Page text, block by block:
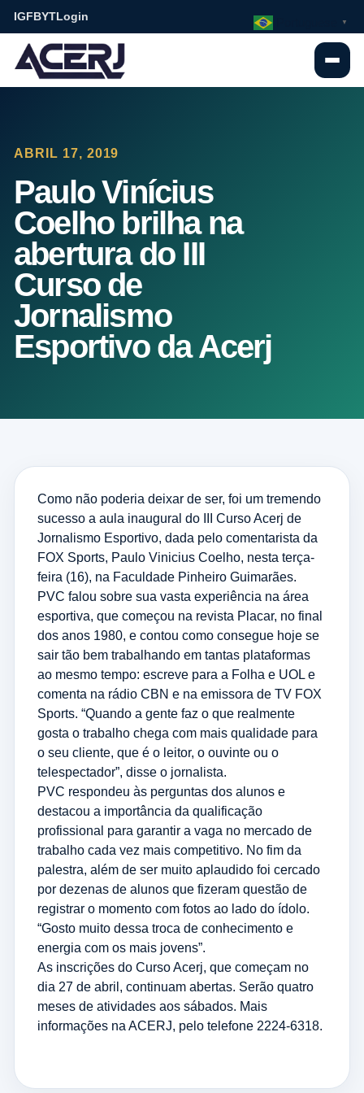
IGFBYTLogin
ABRIL 17, 2019
Paulo Vinícius
Coelho brilha na
abertura do III
Curso de
Jornalismo
Esportivo da Acerj
Como não poderia deixar de ser, foi um tremendo
sucesso a aula inaugural do III Curso Acerj de
Jornalismo Esportivo, dada pelo comentarista da
FOX Sports, Paulo Vinicius Coelho, nesta terça-
feira (16), na Faculdade Pinheiro Guimarães.
PVC falou sobre sua vasta experiência na área
esportiva, que começou na revista Placar, no final
dos anos 1980, e contou como consegue hoje se
sair tão bem trabalhando em tantas plataformas
ao mesmo tempo: escreve para a Folha e UOL e
comenta na rádio CBN e na emissora de TV FOX
Sports. “Quando a gente faz o que realmente
gosta o trabalho chega com mais qualidade para
o seu cliente, que é o leitor, o ouvinte ou o
telespectador”, disse o jornalista.
PVC respondeu às perguntas dos alunos e
destacou a importância da qualificação
profissional para garantir a vaga no mercado de
trabalho cada vez mais competitivo. No fim da
palestra, além de ser muito aplaudido foi cercado
por dezenas de alunos que fizeram questão de
registrar o momento com fotos ao lado do ídolo.
“Gosto muito dessa troca de conhecimento e
energia com os mais jovens”.
As inscrições do Curso Acerj, que começam no
dia 27 de abril, continuam abertas. Serão quatro
meses de atividades aos sábados. Mais
informações na ACERJ, pelo telefone 2224-6318.
▼